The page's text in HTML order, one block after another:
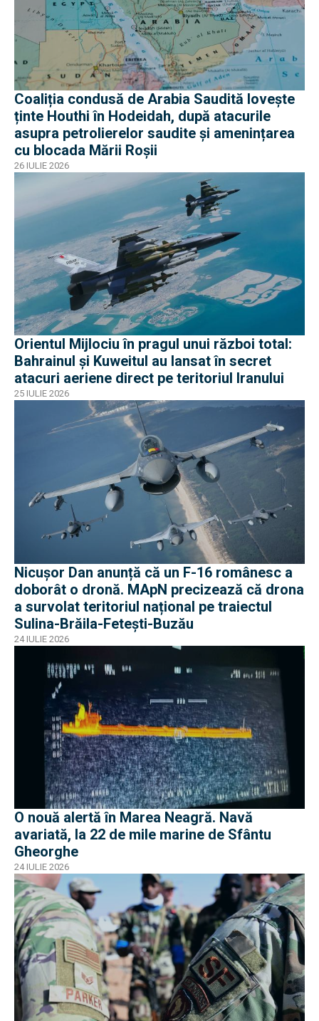
Coaliția condusă de Arabia Saudită lovește
ținte Houthi în Hodeidah, după atacurile
asupra petrolierelor saudite și amenințarea
cu blocada Mării Roșii
26 IULIE 2026
Orientul Mijlociu în pragul unui război total:
Bahrainul și Kuweitul au lansat în secret
atacuri aeriene direct pe teritoriul Iranului
25 IULIE 2026
Nicușor Dan anunță că un F-16 românesc a
doborât o dronă. MApN precizează că drona
a survolat teritoriul național pe traiectul
Sulina-Brăila-Fetești-Buzău
24 IULIE 2026
O nouă alertă în Marea Neagră. Navă
avariată, la 22 de mile marine de Sfântu
Gheorghe
24 IULIE 2026